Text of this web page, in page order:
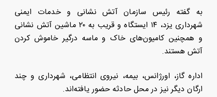
به گفته رئیس سازمان آتش نشانی و خدمات ایمنی
شهرداری یزد، ۱۴ ایستگاه و قریب به ۲۰ ماشین آتش نشانی
و همچنین کامیون‌های خاک و ماسه درگیر خاموش کردن
آتش هستند.
اداره گاز، اورژانس، بیمه، نیروی انتظامی، شهرداری و چند
ارگان دیگر نیز در محل حادثه حضور یافته‌اند.